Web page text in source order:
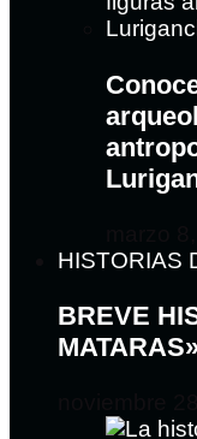
HISTORIAS
BREVE